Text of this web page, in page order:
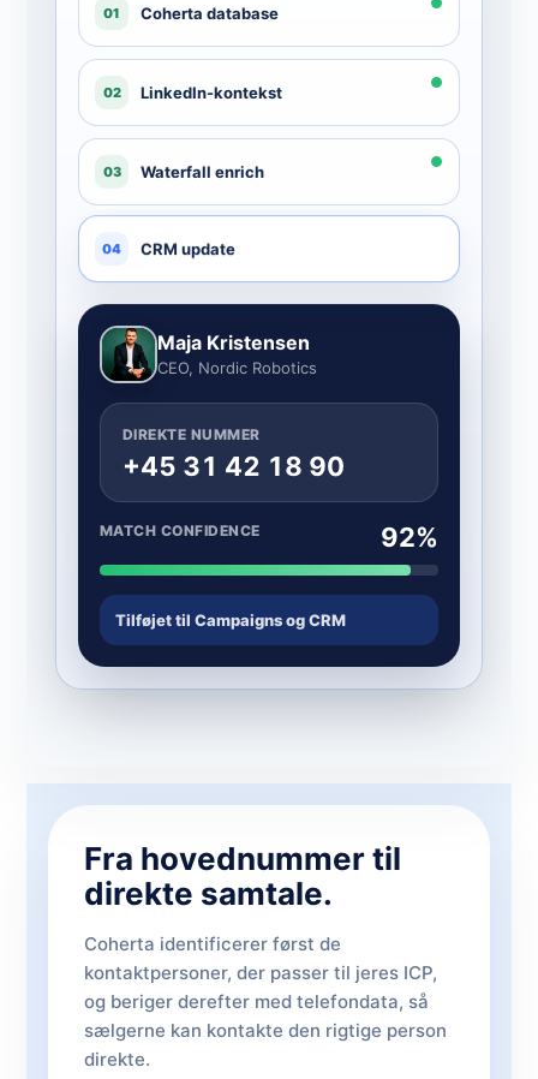
01 Coherta database
02 LinkedIn-kontekst
03 Waterfall enrich
04 CRM update
Maja Kristensen
CEO, Nordic Robotics
DIREKTE NUMMER
+45 31 42 18 90
MATCH CONFIDENCE 92%
Tilføjet til Campaigns og CRM
Fra hovednummer til
direkte samtale.
Coherta identificerer først de
kontaktpersoner, der passer til jeres ICP,
og beriger derefter med telefondata, så
sælgerne kan kontakte den rigtige person
direkte.